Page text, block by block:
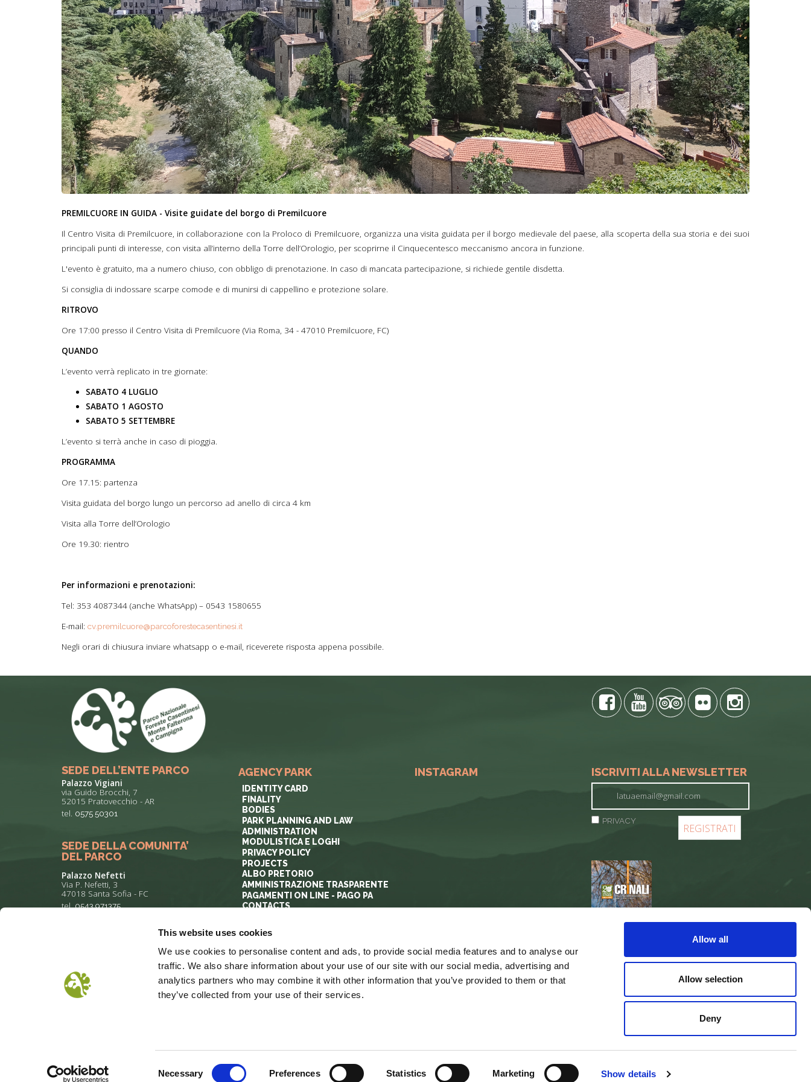
This website uses cookies
We use cookies to personalise content and ads, to provide social media features and to analyse our
traffic. We also share information about your use of our site with our social media, advertising and
analytics partners who may combine it with other information that you’ve provided to them or that
they’ve collected from your use of their services.
Necessary Preferences Statistics Marketing Show details
Allow all
Allow selection
Deny
PREMILCUORE IN GUIDA - Visite guidate del borgo di Premilcuore
Il Centro Visita di Premilcuore, in collaborazione con la Proloco di Premilcuore, organizza una visita guidata per il borgo medievale del paese, alla scoperta della sua storia e dei suoi
principali punti di interesse, con visita all’interno della Torre dell’Orologio, per scoprirne il Cinquecentesco meccanismo ancora in funzione.
L'evento è gratuito, ma a numero chiuso, con obbligo di prenotazione. In caso di mancata partecipazione, si richiede gentile disdetta.
Si consiglia di indossare scarpe comode e di munirsi di cappellino e protezione solare.
RITROVO
Ore 17:00 presso il Centro Visita di Premilcuore (Via Roma, 34 - 47010 Premilcuore, FC)
QUANDO
L’evento verrà replicato in tre giornate:
SABATO 4 LUGLIO
SABATO 1 AGOSTO
SABATO 5 SETTEMBRE
L’evento si terrà anche in caso di pioggia.
PROGRAMMA
Ore 17.15: partenza
Visita guidata del borgo lungo un percorso ad anello di circa 4 km
Visita alla Torre dell’Orologio
Ore 19.30: rientro
Per informazioni e prenotazioni:
Tel: 353 4087344 (anche WhatsApp) – 0543 1580655
E-mail: cv.premilcuore@parcoforestecasentinesi.it
Negli orari di chiusura inviare whatsapp o e-mail, riceverete risposta appena possibile.
SEDE DELL’ENTE PARCO
Palazzo Vigiani
via Guido Brocchi, 7
52015 Pratovecchio - AR
tel. 0575 50301
SEDE DELLA COMUNITA’
DEL PARCO
Palazzo Nefetti
Via P. Nefetti, 3
47018 Santa Sofia - FC
tel.0543 971375
info@parcoforestecasentinesi.it
AGENCY PARK
IDENTITY CARD
FINALITY
BODIES
PARK PLANNING AND LAW
ADMINISTRATION
MODULISTICA E LOGHI
PRIVACY POLICY
PROJECTS
ALBO PRETORIO
AMMINISTRAZIONE TRASPARENTE
PAGAMENTI ON LINE - PAGO PA
CONTACTS
INSTAGRAM ISCRIVITI ALLA NEWSLETTER
PRIVACY
REGISTER
COOKIE POLICY PRIVACY ACCESSIBILITA’ LINK web agency